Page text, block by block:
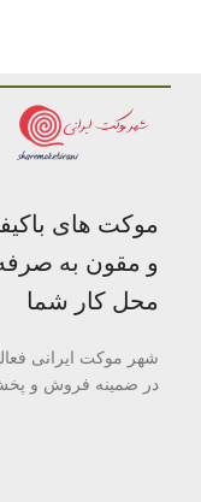
موکت های
و مقون به
محل کار شما
در ضمینه فروش و پخش